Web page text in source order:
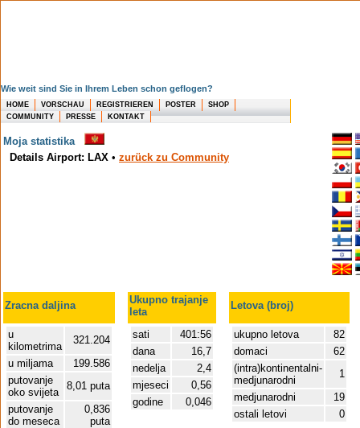
Wie weit sind Sie in Ihrem Leben schon geflogen?
HOME VORSCHAU REGISTRIEREN POSTER
SHOP
COMMUNITY
PRESSE KONTAKT
Moja statistika
Details Airport: LAX • zurück zu Community
Zracna daljina
Ukupno trajanje
leta
Letova (broj)
u
kilometrima
321.204
u miljama
199.586
putovanje
oko svijeta
8,01 puta
putovanje
do meseca
0,836
puta
sati
401:56
dana
16,7
nedelja
2,4
mjeseci
0,56
godine
0,046
ukupno letova
82
domaci
62
(intra)kontinentalni-
medjunarodni
1
medjunarodni
19
ostali letovi
0